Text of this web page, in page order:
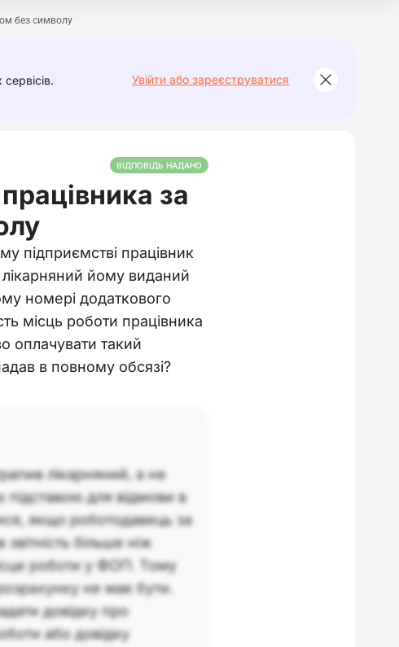
без символу
Увійти або зареєструватися
ВІДПОВІДЬ НАДАНО
за
підприємстві працівник
йому виданий
номері додаткового
місць роботи працівника
оплачувати такий
в повному обсязі?
лікарняний, а не
підставою для відмови в
якщо роботодавець за
більше ніж
роботи у ФОП. Тому
не має бути.
довідку про
або довідку